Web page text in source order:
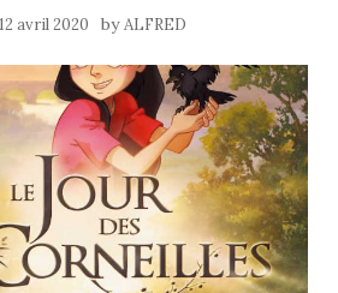
12 avril 2020 byALFRED